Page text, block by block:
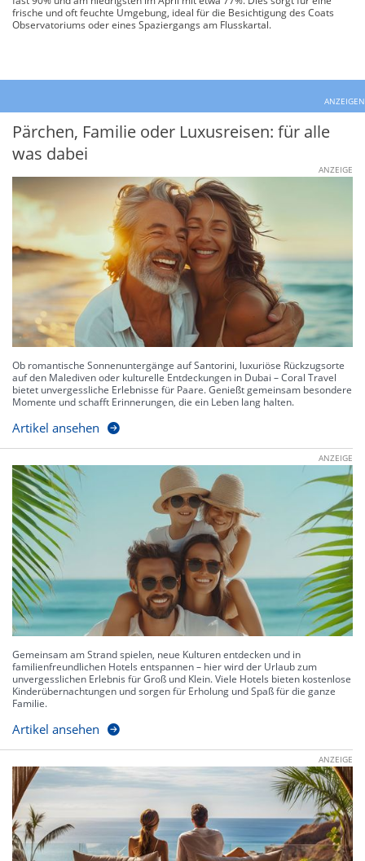
frische und oft feuchte Umgebung, ideal für die Besichtigung des Coats
Observatoriums oder eines Spaziergangs am Flusskartal.
ANZEIGEN
Pärchen, Familie oder Luxusreisen: für alle
was dabei
ANZEIGE
Ob romantische Sonnenuntergänge auf Santorini, luxuriöse Rückzugsorte
auf den Malediven oder kulturelle Entdeckungen in Dubai – Coral Travel
bietet unvergessliche Erlebnisse für Paare. Genießt gemeinsam besondere
Momente und schafft Erinnerungen, die ein Leben lang halten.
Artikel ansehen
ANZEIGE
Gemeinsam am Strand spielen, neue Kulturen entdecken und in
familienfreundlichen Hotels entspannen – hier wird der Urlaub zum
unvergesslichen Erlebnis für Groß und Klein. Viele Hotels bieten kostenlose
Kinderübernachtungen und sorgen für Erholung und Spaß für die ganze
Familie.
Artikel ansehen
ANZEIGE